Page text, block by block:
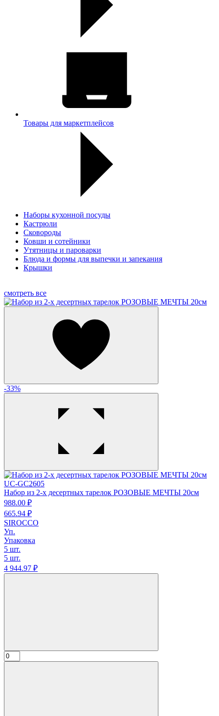
Товары для маркетплейсов
Наборы кухонной посуды
Кастрюли
Сковороды
Ковши и сотейники
Утятницы и пароварки
Блюда и формы для выпечки и запекания
Крышки
смотреть все
-33%
UC-GC2605
Набор из 2-х десертных тарелок РОЗОВЫЕ МЕЧТЫ 20см
988.00 ₽
665.94 ₽
SIROCCO
Уп.
Упаковка
5 шт.
5 шт.
4 944.97 ₽